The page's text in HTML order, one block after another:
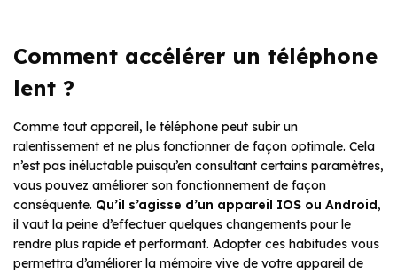
Comment accélérer un téléphone
lent ?
Comme tout appareil, le téléphone peut subir un
ralentissement et ne plus fonctionner de façon optimale. Cela
n’est pas inéluctable puisqu’en consultant certains paramètres,
vous pouvez améliorer son fonctionnement de façon
conséquente. Qu’il s’agisse d’un appareil IOS ou Android ,
il vaut la peine d’effectuer quelques changements pour le
rendre plus rapide et performant. Adopter ces habitudes vous
permettra d’améliorer la mémoire vive de votre appareil de